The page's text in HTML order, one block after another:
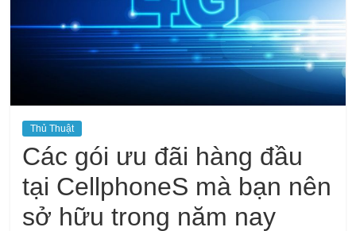
Thủ Thuật
Các gói ưu đãi hàng đầu
tại CellphoneS mà bạn nên
sở hữu trong năm nay